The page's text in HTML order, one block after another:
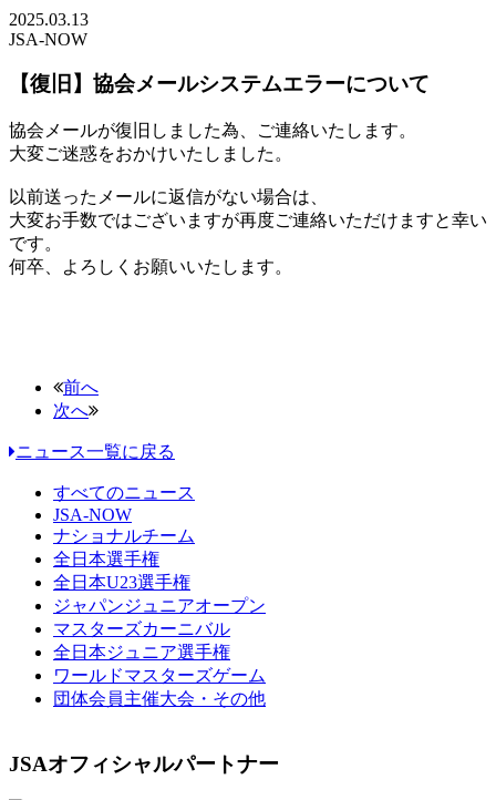
2025.03.13
JSA-NOW
【復旧】協会メールシステムエラーについて
協会メールが復旧しました為、ご連絡いたします。
大変ご迷惑をおかけいたしました。
以前送ったメールに返信がない場合は、
大変お手数ではございますが再度ご連絡いただけますと幸い
です。
何卒、よろしくお願いいたします。
前へ
次へ
ニュース一覧に戻る
すべてのニュース
JSA-NOW
ナショナルチーム
全日本選手権
全日本U23選手権
ジャパンジュニアオープン
マスターズカーニバル
全日本ジュニア選手権
ワールドマスターズゲーム
団体会員主催大会・その他
JSAオフィシャルパートナー